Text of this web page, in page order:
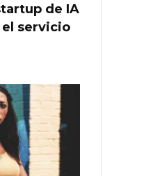
de IA
servicio